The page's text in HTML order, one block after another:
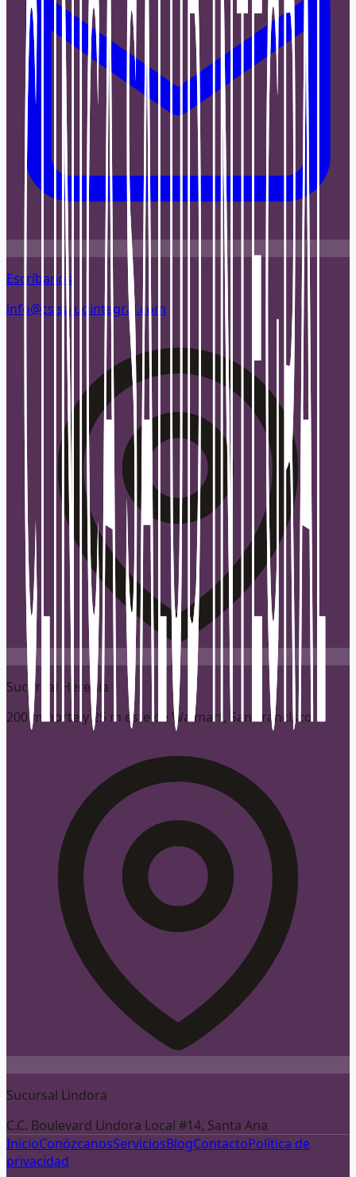
Escríbanos
info@csisaludintegral.com
Sucursal Heredia
200 m norte y 25 m este de Walmart, San Francisco
Sucursal Lindora
C.C. Boulevard Lindora Local #14, Santa Ana
InicioConózcanosServiciosBlogContactoPolítica de
privacidad